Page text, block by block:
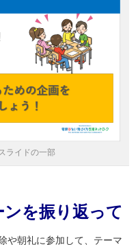
ライドの一部
を振り返って
や朝礼に参加して、テーマ